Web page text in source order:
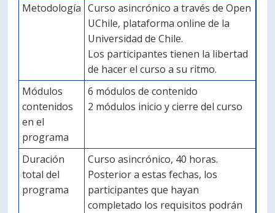
Metodología Curso asincrónico a través de Open
UChile, plataforma online de la
Universidad de Chile.
Los participantes tienen la libertad
de hacer el curso a su ritmo.
Módulos
contenidos
en el
programa
6 módulos de contenido
2 módulos inicio y cierre del curso
Duración
total del
programa
Curso asincrónico, 40 horas.
Posterior a estas fechas, los
participantes que hayan
completado los requisitos podrán